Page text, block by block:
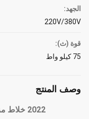
الجهد:
220V/380V
قوة (ث):
75 كيلو واط
وصف المنتج
2022 خلاط مزدوج للطوب من الطين وزنه 9300 كجم